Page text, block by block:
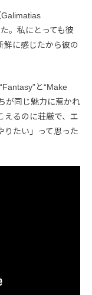
。私にとっても彼
鮮に感じたから彼の
と“Make
が同じ魅力に惹かれ
えるのに荘厳で、エ
りたい」って思った